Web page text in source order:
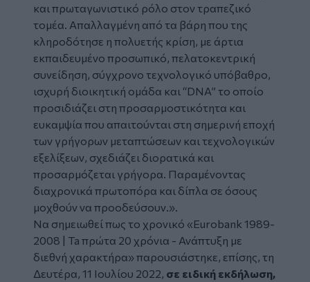
και πρωταγωνιστικό ρόλο στον τραπεζικό
τομέα. Απαλλαγμένη από τα βάρη που της
κληροδότησε η πολυετής κρίση, με άρτια
εκπαιδευμένο προσωπικό, πελατοκεντρική
συνείδηση, σύγχρονο τεχνολογικό υπόβαθρο,
ισχυρή διοικητική ομάδα και “DNA” το οποίο
προσιδιάζει στη προσαρμοστικότητα και
ευκαμψία που απαιτούνται στη σημερινή εποχή
των γρήγορων μεταπτώσεων και τεχνολογικών
εξελίξεων, σχεδιάζει διορατικά και
προσαρμόζεται γρήγορα. Παραμένοντας
διαχρονικά πρωτοπόρα και δίπλα σε όσους
μοχθούν να προοδεύσουν.».
Να σημειωθεί πως το χρονικό «Eurobank 1989-
2008 | Ta πρώτα 20 χρόνια - Ανάπτυξη με
διεθνή χαρακτήρα» παρουσιάστηκε, επίσης, τη
Δευτέρα, 11 Ιουλίου 2022, σε ειδική εκδήλωση,